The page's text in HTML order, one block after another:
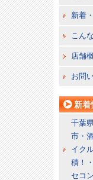
新着
こん
店舗
お問
新着
千葉
市・
イク
積！
セコ